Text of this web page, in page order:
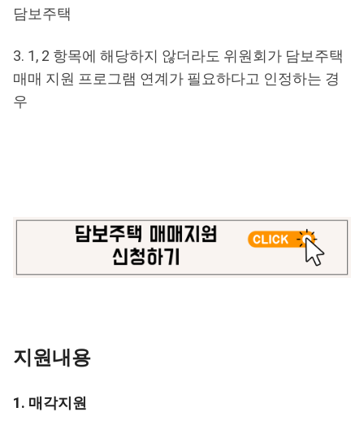
담보주택
3. 1, 2 항목에 해당하지 않더라도 위원회가 담보주택
매매 지원 프로그램 연계가 필요하다고 인정하는 경
우
지원내용
1. 매각지원